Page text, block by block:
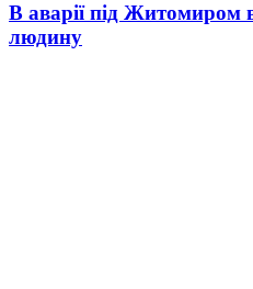
В аварії під Житомиром
людину